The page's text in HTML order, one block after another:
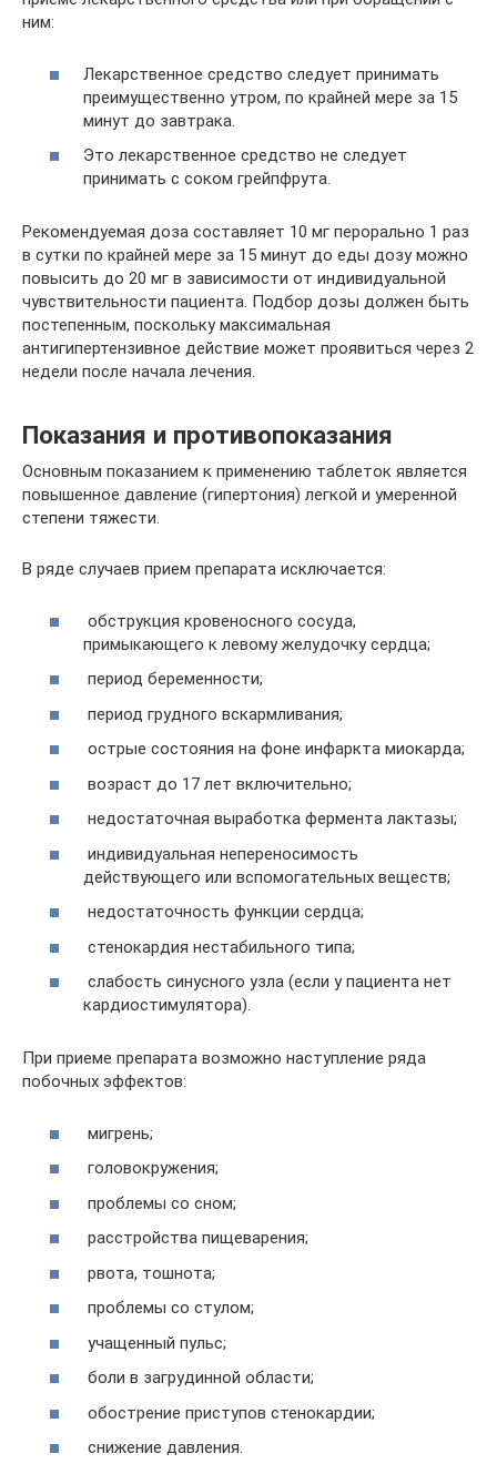
ним:
Лекарственное средство следует принимать
преимущественно утром, по крайней мере за 15
минут до завтрака.
Это лекарственное средство не следует
принимать с соком грейпфрута.
Рекомендуемая доза составляет 10 мг перорально 1 раз
в сутки по крайней мере за 15 минут до еды дозу можно
повысить до 20 мг в зависимости от индивидуальной
чувствительности пациента. Подбор дозы должен быть
постепенным, поскольку максимальная
антигипертензивное действие может проявиться через 2
недели после начала лечения.
Показания и противопоказания
Основным показанием к применению таблеток является
повышенное давление (гипертония) легкой и умеренной
степени тяжести.
В ряде случаев прием препарата исключается:
обструкция кровеносного сосуда,
примыкающего к левому желудочку сердца;
период беременности;
период грудного вскармливания;
острые состояния на фоне инфаркта миокарда;
возраст до 17 лет включительно;
недостаточная выработка фермента лактазы;
индивидуальная непереносимость
действующего или вспомогательных веществ;
недостаточность функции сердца;
стенокардия нестабильного типа;
слабость синусного узла (если у пациента нет
кардиостимулятора).
При приеме препарата возможно наступление ряда
побочных эффектов:
мигрень;
головокружения;
проблемы со сном;
расстройства пищеварения;
рвота, тошнота;
проблемы со стулом;
учащенный пульс;
боли в загрудинной области;
обострение приступов стенокардии;
снижение давления.